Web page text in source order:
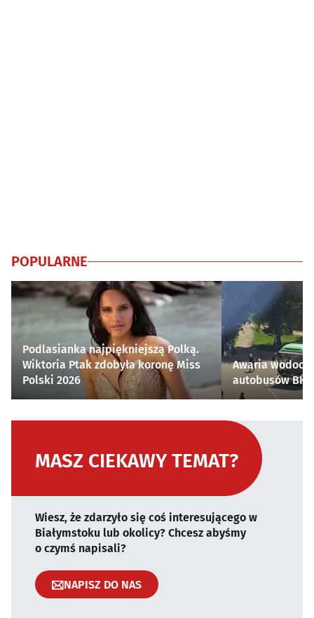
POPULARNE
Podlasianka najpiękniejszą Polką.
Wiktoria Ptak zdobyła koronę Miss
Polski 2026
Awaria
autobusów
MASZ CIEKAWY TEMAT?
Wiesz, że zdarzyło się coś interesującego w
Białymstoku lub okolicy? Chcesz abyśmy
o czymś napisali?
NAPISZ DO NAS